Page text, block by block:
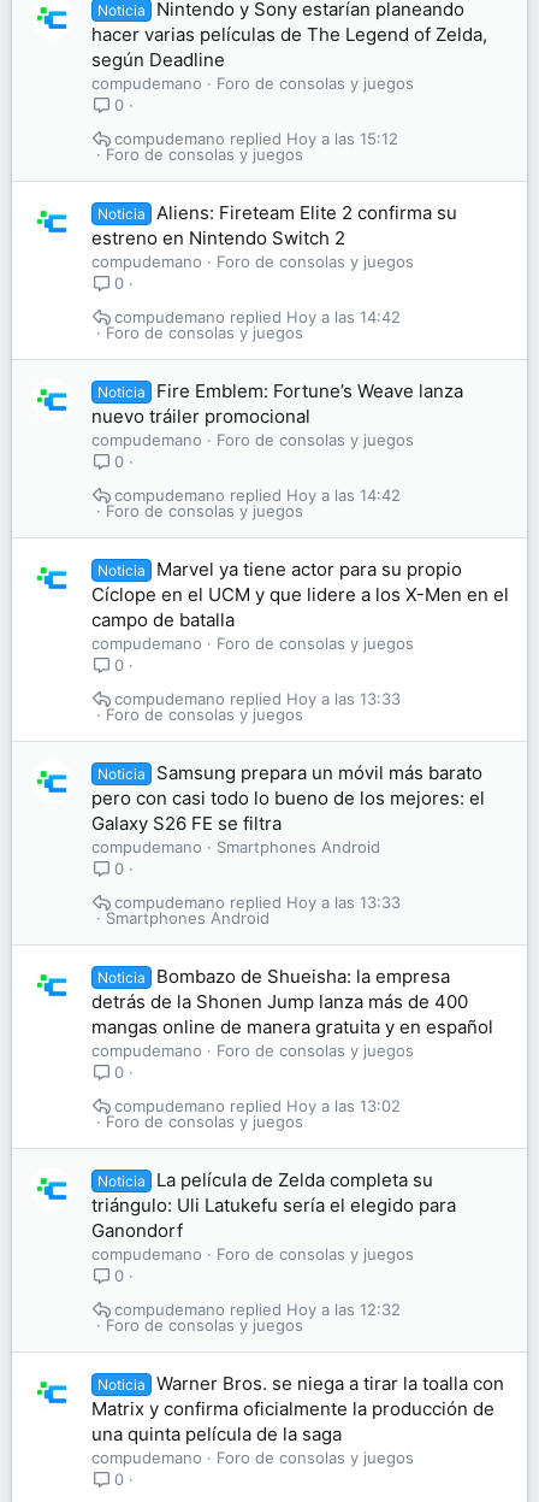
Noticia
Nintendo y Sony estarían planeando
hacer varias películas de The Legend of Zelda,
según Deadline
compudemano
Foro de consolas y juegos
0
Foro de consolas y juegos
Hoy a las 15:12
compudemano
Noticia
Aliens: Fireteam Elite 2 confirma su
estreno en Nintendo Switch 2
compudemano
Foro de consolas y juegos
0
Foro de consolas y juegos
Hoy a las 14:42
compudemano
Noticia
Fire Emblem: Fortune’s Weave lanza
nuevo tráiler promocional
compudemano
Foro de consolas y juegos
0
Foro de consolas y juegos
Hoy a las 14:42
compudemano
Noticia
Marvel ya tiene actor para su propio
Cíclope en el UCM y que lidere a los X-Men en el
campo de batalla
compudemano
Foro de consolas y juegos
0
Foro de consolas y juegos
Hoy a las 13:33
compudemano
Noticia
Samsung prepara un móvil más barato
pero con casi todo lo bueno de los mejores: el
Galaxy S26 FE se filtra
compudemano
Smartphones Android
0
Smartphones Android
Hoy a las 13:33
compudemano
Noticia
Bombazo de Shueisha: la empresa
detrás de la Shonen Jump lanza más de 400
mangas online de manera gratuita y en español
compudemano
Foro de consolas y juegos
0
Foro de consolas y juegos
Hoy a las 13:02
compudemano
Noticia
La película de Zelda completa su
triángulo: Uli Latukefu sería el elegido para
Ganondorf
compudemano
Foro de consolas y juegos
0
Foro de consolas y juegos
Hoy a las 12:32
compudemano
Noticia
Warner Bros. se niega a tirar la toalla con
Matrix y confirma oficialmente la producción de
una quinta película de la saga
compudemano
Foro de consolas y juegos
0